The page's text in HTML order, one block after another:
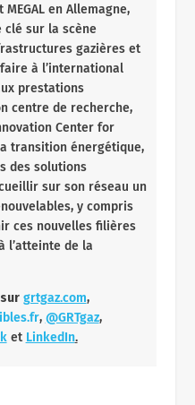
en Allemagne,
clé sur la scène
gazières et
à l’international
prestations
centre de recherche,
Center for
transition énergétique,
des solutions
sur son réseau un
y compris
ces nouvelles filières
l’atteinte de la
grtgaz.com,
, @GRTgaz,
et LinkedIn.